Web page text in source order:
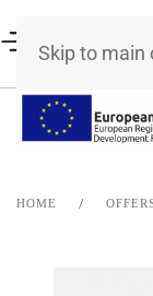
Skip to main
HOME